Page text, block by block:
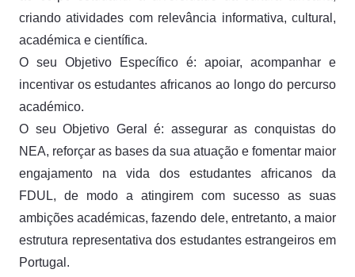
criando atividades com relevância informativa, cultural,
académica e científica.
O seu Objetivo Específico é: apoiar, acompanhar e
incentivar os estudantes africanos ao longo do percurso
académico.
O seu Objetivo Geral é: assegurar as conquistas do
NEA, reforçar as bases da sua atuação e fomentar maior
engajamento na vida dos estudantes africanos da
FDUL, de modo a atingirem com sucesso as suas
ambições académicas, fazendo dele, entretanto, a maior
estrutura representativa dos estudantes estrangeiros em
Portugal.